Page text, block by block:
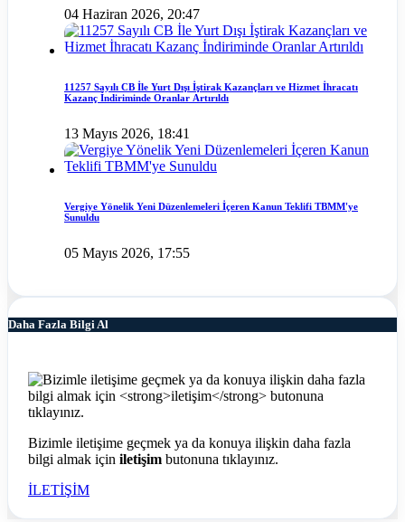
04 Haziran 2026, 20:47
11257 Sayılı CB İle Yurt Dışı İştirak Kazançları ve Hizmet İhracatı
Kazanç İndiriminde Oranlar Artırıldı
13 Mayıs 2026, 18:41
Vergiye Yönelik Yeni Düzenlemeleri İçeren Kanun Teklifi TBMM'ye
Sunuldu
05 Mayıs 2026, 17:55
Daha Fazla Bilgi Al
Bizimle iletişime geçmek ya da konuya ilişkin daha fazla
bilgi almak için iletişim butonuna tıklayınız.
İLETİŞİM